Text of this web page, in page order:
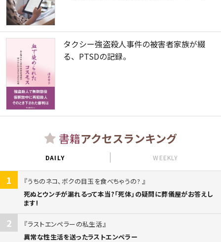
タクシー強盗殺人事件の被害者家族が綴
る、PTSDの記録。
書籍アクセスランキング
DAILY WEEKLY
1
うちのネコ、ボクの目玉を食べちゃうの?
死ぬとウンチが漏れるって本当?「死体」の疑問に葬儀屋がお答えし
ます!
2
ラストエンペラーの私生活
異常な性生活を送ったラストエンペラー